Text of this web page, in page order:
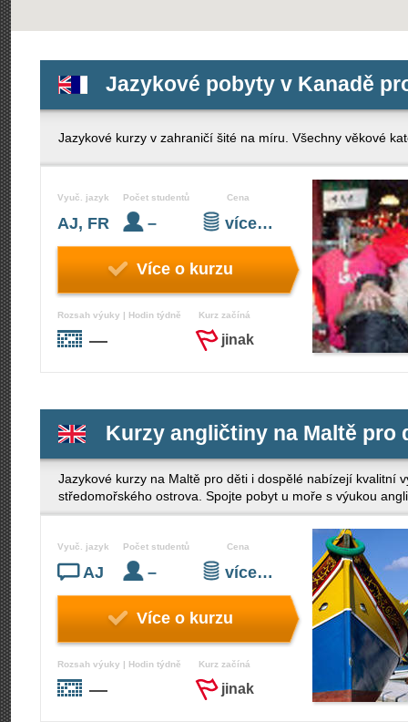
Jazykové pobyty v Kanadě
Jazykové kurzy v zahraničí šité na míru. Všechny věkové
Vyuč. jazyk
AJ, FR
Počet studentů
–
Cena
více…
Více o kurzu
Rozsah výuky | Hodin týdně
—
Kurz začíná
jinak
Kurzy angličtiny na Maltě pro
Jazykové kurzy na Maltě pro děti i dospělé nabízejí kvalitní
středomořského ostrova. Spojte pobyt u moře s výukou
Vyuč. jazyk
AJ
Počet studentů
–
Cena
více…
Více o kurzu
Rozsah výuky | Hodin týdně
—
Kurz začíná
jinak